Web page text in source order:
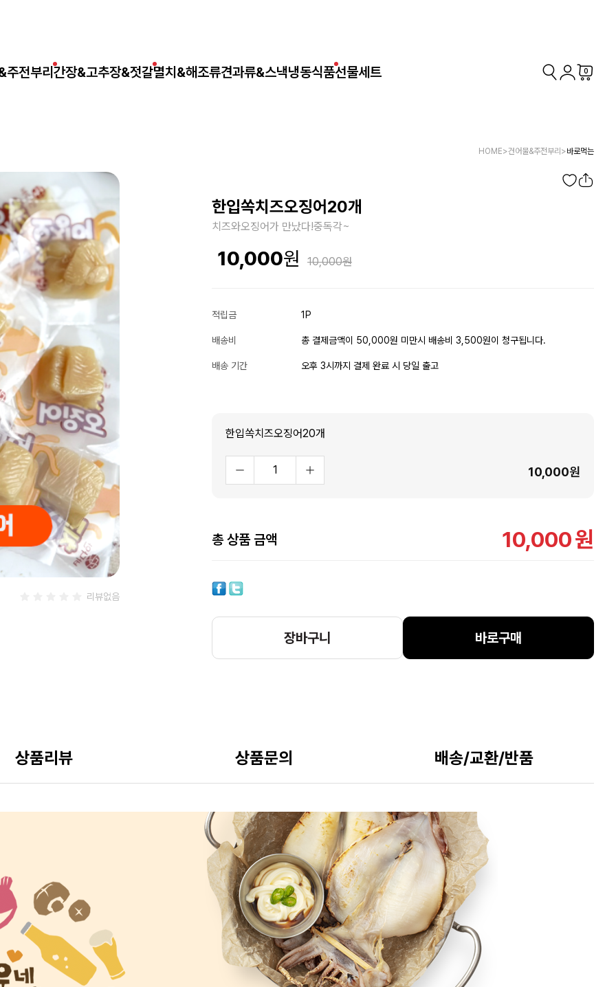
주전부리 간장&고추장&젓갈멸치&해조류견과류&스낵냉동식품선물세트 0
HOME>건어물&주전부리 >바로먹는
리뷰없음
한입쏙치즈오징어20개
치즈와오징어가 만났다!중독각~
10,000 10,000
적립금 1P
배송비 총 결제금액이 50,000원 미만시 배송비 3,500원이 청구됩니다.
배송 기간 오후 3시까지 결제 완료 시 당일 출고
한입쏙치즈오징어20개
10,000원
총 상품 금액 10,000원
장바구니 바로구매
상품리뷰 상품문의 배송/교환/반품